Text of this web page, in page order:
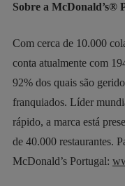
Sobre a McDonald’s®
Com cerca de 10.000
conta atualmente com
92% dos quais são
franquiados. Líder
rápido, a marca está
de 40.000 restaurantes.
McDonald’s Portugal: